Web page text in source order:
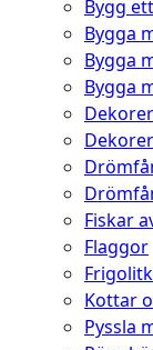
Bygg
Bygga
Bygga
Bygga
Fiskar
Flaggor
Kottar
Pyssla